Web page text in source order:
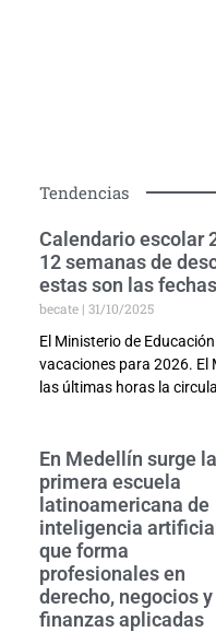
Tendencias
Calendario escolar
12 semanas de
estas son las
becate 31/10/2025
El Ministerio de
vacaciones para 2026. El
las últimas horas la
En Medellín surge la
primera escuela
latinoamericana de
inteligencia
que forma
profesionales en
derecho, negocios y
finanzas aplicadas